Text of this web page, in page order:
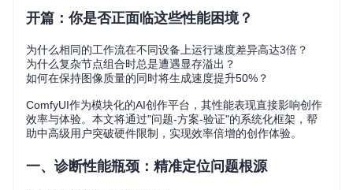
开篇：你是否正面临这些性能困境？
为什么相同的工作流在不同设备上运行速度差异高达3倍？
为什么复杂节点组合时总是遭遇显存溢出？
如何在保持图像质量的同时将生成速度提升50%？
ComfyUI作为模块化的AI创作平台，其性能表现直接影响创作
效率与体验。本文将通过"问题-方案-验证"的系统化框架，帮
助中高级用户突破硬件限制，实现效率倍增的创作体验。
一、诊断性能瓶颈：精准定位问题根源